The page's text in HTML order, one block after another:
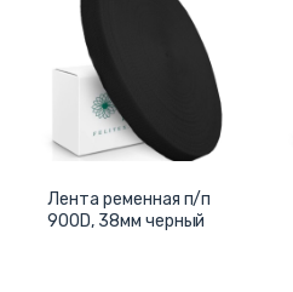
Лента ременная п/п
900D, 38мм черный